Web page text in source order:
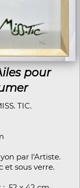
pour
TIC.
par l'Artiste.
et sous verre.